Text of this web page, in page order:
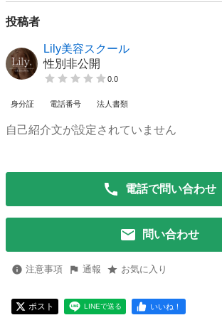
投稿者
Lily美容スクール
性別非公開
0.0
身分証 電話番号 法人書類
自己紹介文が設定されていません
電話で問い合わせ
問い合わせ
注意事項 通報 お気に入り
ポスト LINEで送る いいね！